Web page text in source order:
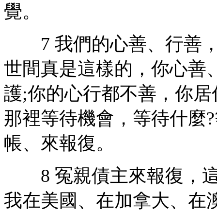
覺。
7 我們的心善、行善，
世間真是這樣的，你心善
護;你的心行都不善，你
那裡等待機會，等待什麼
帳、來報復。
8 冤親債主來報復，這
我在美國、在加拿大、在